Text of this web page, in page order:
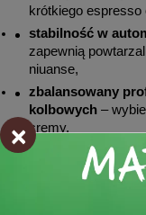
krótkiego
stabilność w
zapewnią
niuanse,
zbalansowany
kolbowych –
cremy.
Pochodzenie
vs Afryka i ich
×